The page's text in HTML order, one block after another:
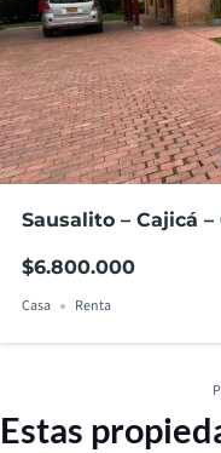
Sausalito – Cajicá
$6.800.000
Casa Renta
Estas